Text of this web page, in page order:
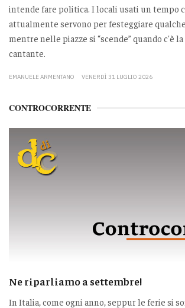
intende fare politica. I locali usati un tempo
attualmente servono per festeggiare
mentre nelle piazze si “scende” quando c'è
cantante.
EMANUELE ARMENTANO VENERDÌ 31 LUGLIO 2026
CONTROCORRENTE
Ne riparliamo a settembre!
In Italia, come ogni anno, seppur le ferie si